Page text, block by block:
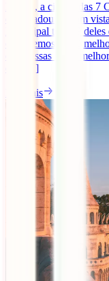
Lisboa, a cidade das 7
de miradouros com
Municipal tem 19
escolhemos os 10
que possas ter as
que [...]
Ler mais